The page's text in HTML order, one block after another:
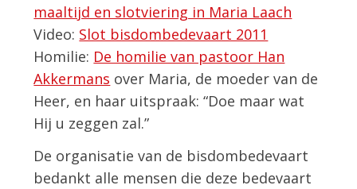
maaltijd en slotviering in Maria Laach
Video: Slot bisdombedevaart 2011
Homilie: De homilie van pastoor Han
Akkermans over Maria, de moeder van de
Heer, en haar uitspraak: “Doe maar wat
Hij u zeggen zal.”
De organisatie van de bisdombedevaart
bedankt alle mensen die deze bedevaart